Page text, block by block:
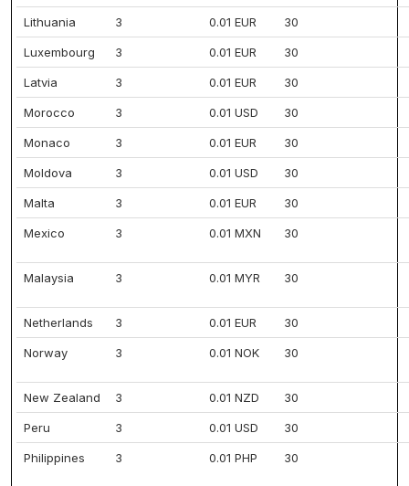
Lithuania 3 0.01 EUR 30
Luxembourg 3 0.01 EUR 30
Latvia 3 0.01 EUR 30
Morocco 3 0.01 USD 30
Monaco 3 0.01 EUR 30
Moldova 3 0.01 USD 30
Malta 3 0.01 EUR 30
Mexico 3 0.01 MXN 30
Malaysia 3 0.01 MYR 30
Netherlands 3 0.01 EUR 30
Norway 3 0.01 NOK 30
New Zealand 3 0.01 NZD 30
Peru 3 0.01 USD 30
Philippines 3 0.01 PHP 30